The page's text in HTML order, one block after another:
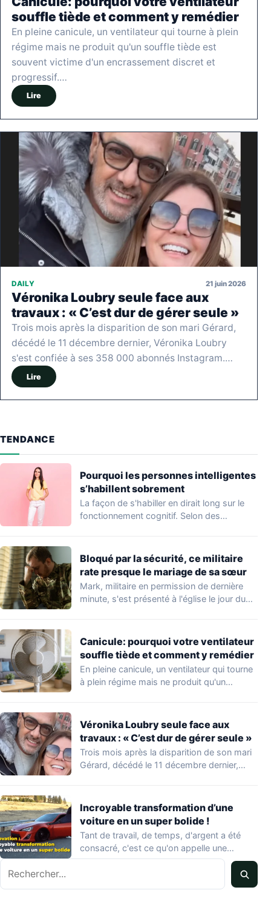
souffle tiède et comment y remédier
En pleine canicule, un ventilateur qui tourne à plein
régime mais ne produit qu'un souffle tiède est
souvent victime d'un encrassement discret et
progressif.…
Lire
DAILY 21 juin 2026
Véronika Loubry seule face aux
travaux : « C’est dur de gérer seule »
Trois mois après la disparition de son mari Gérard,
décédé le 11 décembre dernier, Véronika Loubry
s'est confiée à ses 358 000 abonnés Instagram.…
Lire
TENDANCE
Pourquoi les personnes intelligentes
s’habillent sobrement
La façon de s'habiller en dirait long sur le
fonctionnement cognitif. Selon des
Bloqué par la sécurité, ce militaire
rate presque le mariage de sa sœur
Mark, militaire en permission de dernière
minute, s'est présenté à l'église le jour du…
Canicule: pourquoi votre ventilateur
souffle tiède et comment y remédier
En pleine canicule, un ventilateur qui tourne
à plein régime mais ne produit qu'un…
Véronika Loubry seule face aux
travaux : « C’est dur de gérer seule »
Trois mois après la disparition de son mari
Gérard, décédé le 11 décembre dernier,…
Incroyable transformation d’une
voiture en un super bolide !
Tant de travail, de temps, d'argent a été
consacré, c'est ce qu'on appelle une…